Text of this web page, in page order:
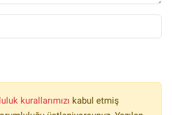
kurallarımızı kabul etmiş